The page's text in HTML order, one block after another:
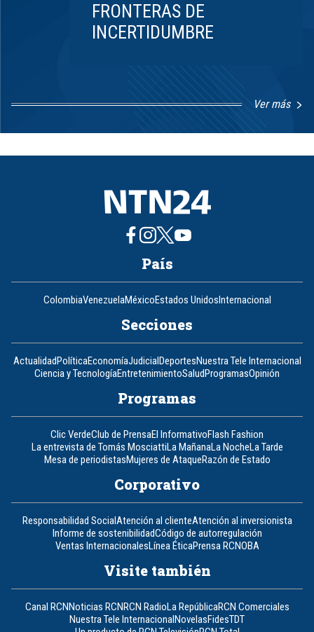
FRONTERAS DE
INCERTIDUMBRE
Ver más
1
8
País
ColombiaVenezuelaMéxicoEstados UnidosInternacional
Secciones
ActualidadPolíticaEconomíaJudicialDeportesNuestra Tele Internacional
Ciencia y TecnologíaEntretenimientoSaludProgramasOpinión
Programas
Clic VerdeClub de PrensaEl InformativoFlash Fashion
La entrevista de Tomás MosciattiLa MañanaLa NocheLa Tarde
Mesa de periodistasMujeres de AtaqueRazón de Estado
Corporativo
Responsabilidad SocialAtención al clienteAtención al inversionista
Informe de sostenibilidadCódigo de autorregulación
Ventas InternacionalesLínea ÉticaPrensa RCNOBA
Visite también
Canal RCNNoticias RCNRCN RadioLa RepúblicaRCN Comerciales
Nuestra Tele InternacionalNovelasFidesTDT